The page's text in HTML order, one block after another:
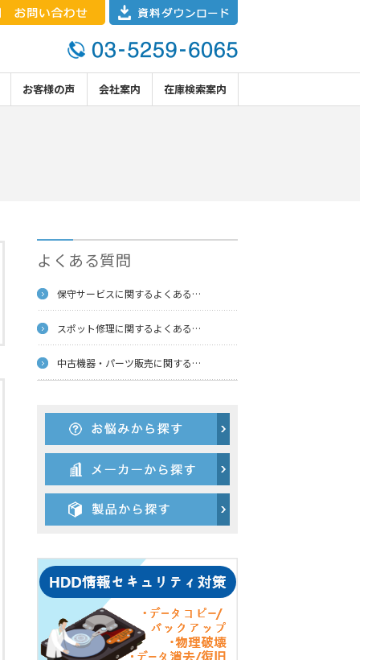
お客様の声 会社案内 在庫検索案内
よくある質問
保守サービスに関するよくある…
スポット修理に関するよくある…
中古機器・パーツ販売に関する…